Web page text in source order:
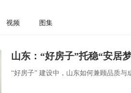
视频 图集
山东：“好房子”托稳“安居
“好房子” 建设中，山东如何兼顾品质